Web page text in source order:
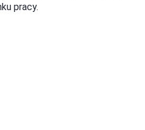
pracy.